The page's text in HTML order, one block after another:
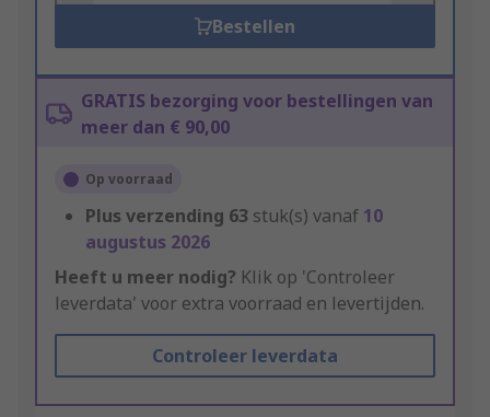
Bestellen
GRATIS bezorging voor bestellingen van
meer dan € 90,00
Op voorraad
Plus verzending 63 stuk(s) vanaf 10
augustus 2026
Heeft u meer nodig? Klik op 'Controleer
leverdata' voor extra voorraad en levertijden.
Controleer leverdata